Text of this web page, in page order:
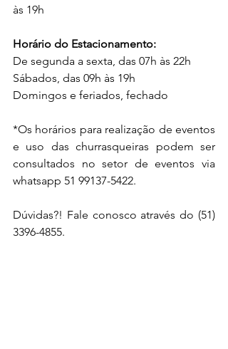
às 19h
Horário do Estacionamento:
De segunda a sexta, das 07h às 22h
Sábados, das 09h às 19h
Domingos e feriados, fechado
*Os horários para realização de eventos
e uso das churrasqueiras podem ser
consultados no setor de eventos via
whatsapp 51 99137-5422.
Dúvidas?! Fale conosco através do (51)
3396-4855.